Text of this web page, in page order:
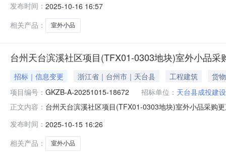
光招采平台：http://www.ttxzcztb.com/#/tender-vTr
发布时间： 2025-10-16 16:57
相关产品：
室外小品
台州天台滨溪社区项目(TFX01-0303地块)室外小品采
招标｜信息变更 浙江省｜台州市｜天台县 工程建筑
货物
项目编号： GKZB-A-20251015-18672 招标单位： 天台县成投建
正文内容： 台州天台滨溪社区项目(TFX01-0303地块)室外小品采购
编号：GKZB-A-20251015-18672原公告项目名称：台州
发布时间： 2025-10-15 16:26
相关产品：
室外小品